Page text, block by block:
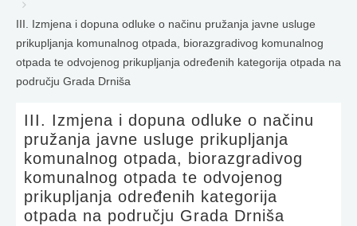
III. Izmjena i dopuna odluke o načinu pružanja javne usluge
prikupljanja komunalnog otpada, biorazgradivog komunalnog
otpada te odvojenog prikupljanja određenih kategorija otpada na
području Grada Drniša
III. Izmjena i dopuna odluke o načinu
pružanja javne usluge prikupljanja
komunalnog otpada, biorazgradivog
komunalnog otpada te odvojenog
prikupljanja određenih kategorija
otpada na području Grada Drniša